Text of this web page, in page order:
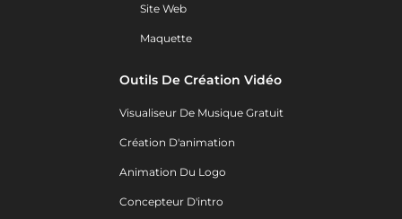
Site Web
Maquette
Outils De Création Vidéo
Visualiseur De Musique Gratuit
Création D'animation
Animation Du Logo
Concepteur D'intro